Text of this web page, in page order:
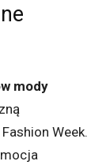
mody
Week.